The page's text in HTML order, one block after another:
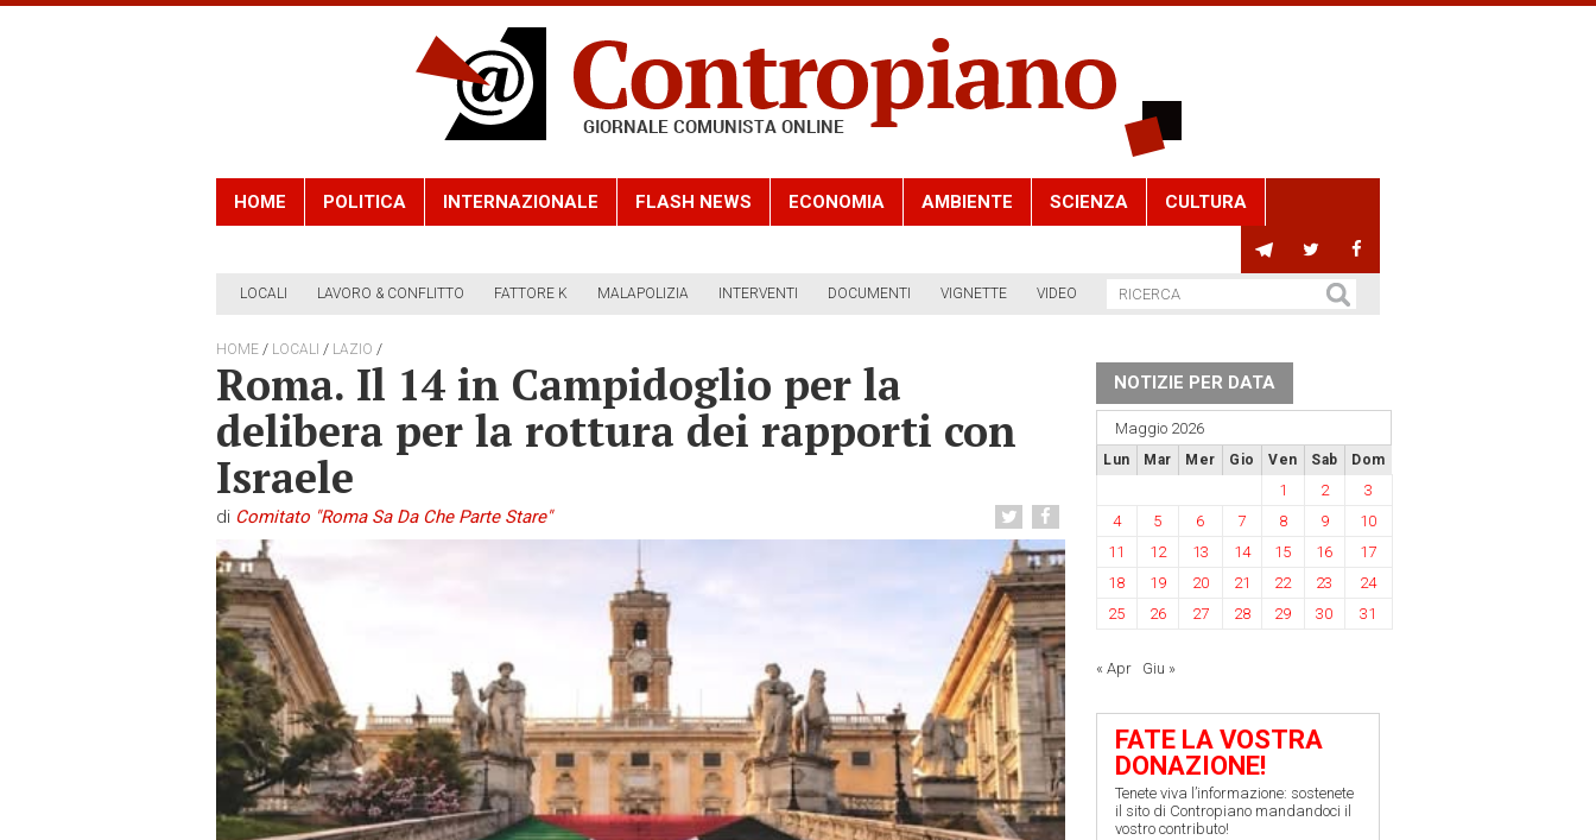
HOME POLITICA INTERNAZIONALE FLASH NEWS ECONOMIA AMBIENTE SCIENZA CULTURA
LOCALI LAVORO & CONFLITTO FATTORE K MALAPOLIZIA INTERVENTI DOCUMENTI VIGNETTE VIDEO
HOME / LOCALI / LAZIO /
Roma. Il 14 in Campidoglio per la
delibera per la rottura dei rapporti con
Israele
di Comitato "Roma Sa Da Che Parte Stare"
NOTIZIE PER DATA
Maggio 2026
Lun Mar Mer Gio Ven Sab Dom
1 2
3
4
5 6 7 8 9
10
11
12 13 14 15 16
17
18
19 20 21 22 23
24
25
26 27 28 29 30 31
« Apr Giu »
FATE LA VOSTRA
DONAZIONE!
Tenete viva l’informazione: sostenete
il sito di Contropiano mandandoci il
vostro contributo!